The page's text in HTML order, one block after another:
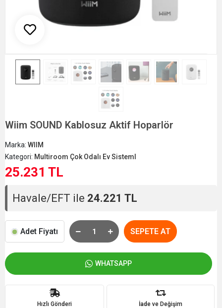
Wiim SOUND Kablosuz Aktif Hoparlör
Marka: WIIM
Kategori: Multiroom Çok Odalı Ev Sisteml
25.231 TL
Havale/EFT ile 24.221 TL
Adet Fiyatı SEPETE AT
WHATSAPP
Hızlı Gönderi İade ve Değişim